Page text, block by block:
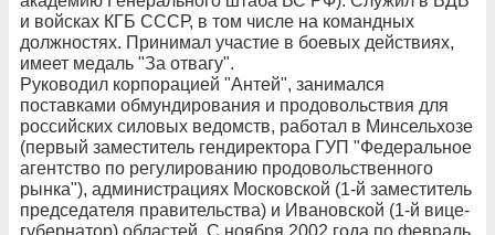
и войсках КГБ СССР, в том числе на командных
должностях. Принимал участие в боевых действиях,
имеет медаль "За отвагу".
Руководил корпорацией "Антей", занимался
поставками обмундирования и продовольствия для
российских силовых ведомств, работал в Минсельхозе
(первый заместитель гендиректора ГУП "Федеральное
агентство по регулированию продовольственного
рынка"), администрациях Московской (1-й заместитель
председателя правительства) и Ивановской (1-й вице-
губернатор) областей. С ноября 2002 года по февраль